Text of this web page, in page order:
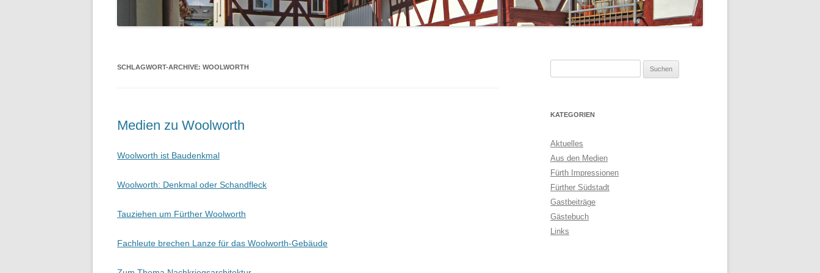
JAHRESBERICHT 2019
SCHILLERSTRASSE 10: BERTHA B
AUDRACCO-WOLF
SCHLAGWORT-ARCHIVE: WOOLWORTH
Medien zu Woolworth
Woolworth ist Baudenkmal
Woolworth: Denkmal oder Schandfleck
Tauziehen um Fürther Woolworth
Fachleute brechen Lanze für das Woolworth-Gebäude
KATEGORIEN
Aktuelles
Aus den Medien
Fürth Impressionen
Fürther Südstadt
Gastbeiträge
Gästebuch
Links